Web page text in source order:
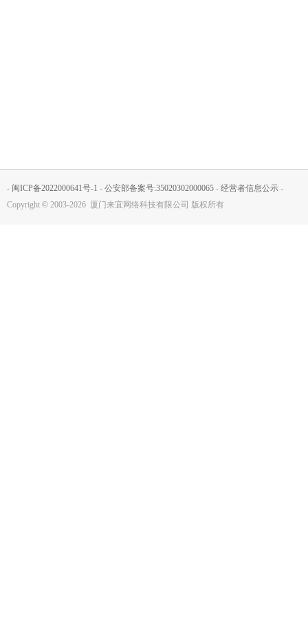
- 闽ICP备2022000641号-1 - 公安部备案号:35020302000065 - 经营者信息公示 -
Copyright © 2003-2026 厦门来宜网络科技有限公司 版权所有